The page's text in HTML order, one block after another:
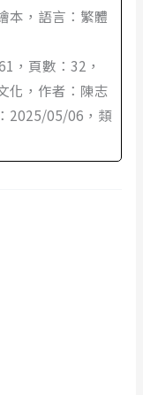
本，語言：繁體
，頁數：32，
化，作者：陳志
2025/05/06，類